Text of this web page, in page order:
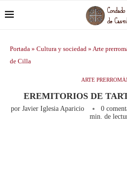
Portada » Cultura y sociedad » Arte
de Cilla
ARTE
EREMITORIOS DE
por Javier Iglesia Aparicio 0
min. de